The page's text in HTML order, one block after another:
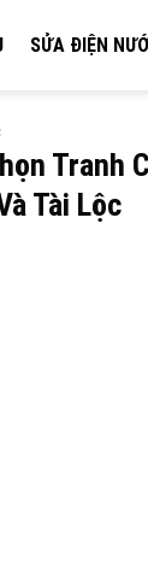
SỬA ĐIỆN
Tranh
Tài Lộc